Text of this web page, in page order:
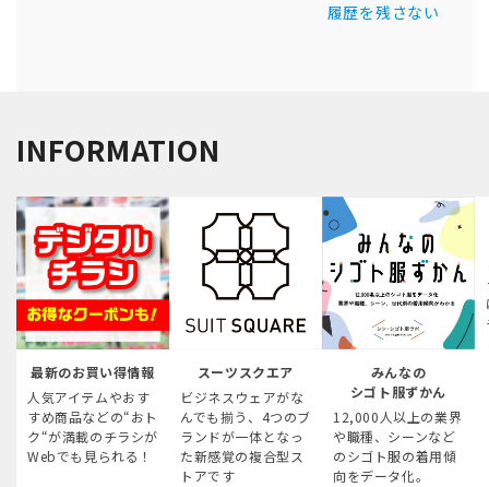
履歴を残さない
INFORMATION
最新のお買い得情報
人気アイテムやおす
すめ商品などの“おト
ク“が満載のチラシが
Webでも見られる！
スーツスクエア
ビジネスウェアがな
んでも揃う、4つのブ
ランドが一体となっ
た新感覚の複合型ス
トアです
みんなの
シゴト服ずかん
12,000人以上の業界
や職種、シーンなど
のシゴト服の着用傾
向をデータ化。